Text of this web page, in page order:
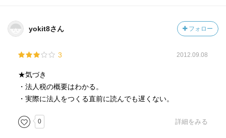
yokit8さん フォロー
3 2012.09.08
★気づき
・法人税の概要はわかる。
・実際に法人をつくる直前に読んでも遅くない。
0 詳細をみる